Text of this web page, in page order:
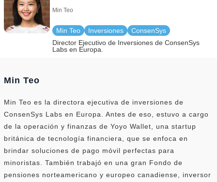
Min Teo
Min Teo Inversiones
ConsenSys
Director Ejecutivo de Inversiones de ConsenSys
Labs en Europa.
Min Teo
Min Teo es la directora ejecutiva de inversiones de
ConsenSys Labs en Europa. Antes de eso, estuvo a cargo
de la operación y finanzas de Yoyo Wallet, una startup
británica de tecnología financiera, que se enfoca en
brindar soluciones de pago móvil perfectas para
minoristas. También trabajó en una gran Fondo de
pensiones norteamericano y europeo canadiense, inversor